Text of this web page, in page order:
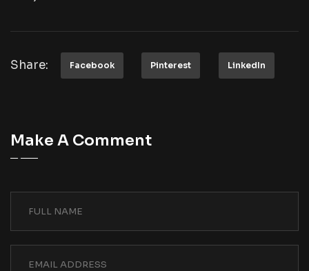
Share: Facebook Pinterest LinkedIn
Make A Comment